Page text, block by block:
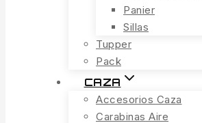
Panier
Sillas
Tupper
Pack
CAZA
Accesorios Caza
Carabinas Aire